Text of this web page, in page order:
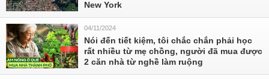
New York
04/11/2024
Nói đến tiết kiệm, tôi chắc chắn phải học
rất nhiều từ mẹ chồng, người đã mua được
2 căn nhà từ nghề làm ruộng